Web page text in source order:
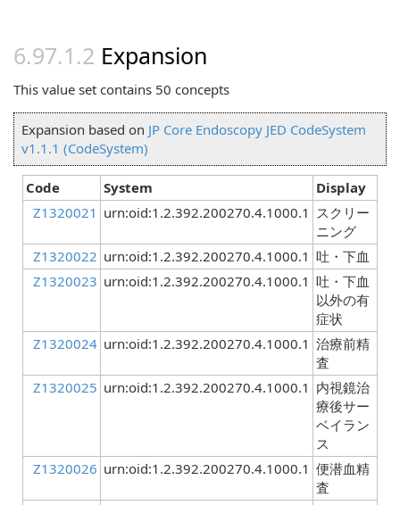
Expansion
This value set contains 50 concepts
Expansion based on JP Core Endoscopy JED CodeSystem
v1.1.1 (CodeSystem)
Code System
Display
Z1320021 urn:oid:1.2.392.200270.4.1000.1 スクリー
ニング
Z1320022 urn:oid:1.2.392.200270.4.1000.1 吐・下血
Z1320023 urn:oid:1.2.392.200270.4.1000.1 吐・下血
以外の有
症状
Z1320024 urn:oid:1.2.392.200270.4.1000.1 治療前精
査
Z1320025 urn:oid:1.2.392.200270.4.1000.1 内視鏡治
療後サー
ベイラン
ス
Z1320026 urn:oid:1.2.392.200270.4.1000.1 便潜血精
査